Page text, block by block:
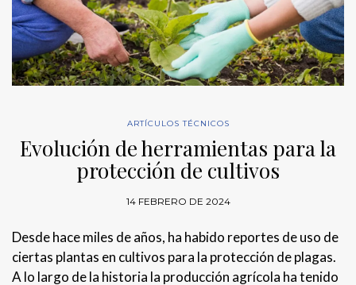
ARTÍCULOS TÉCNICOS
Evolución de herramientas para la
protección de cultivos
14 FEBRERO DE 2024
Desde hace miles de años, ha habido reportes de uso de
ciertas plantas en cultivos para la protección de plagas.
A lo largo de la historia la producción agrícola ha tenido